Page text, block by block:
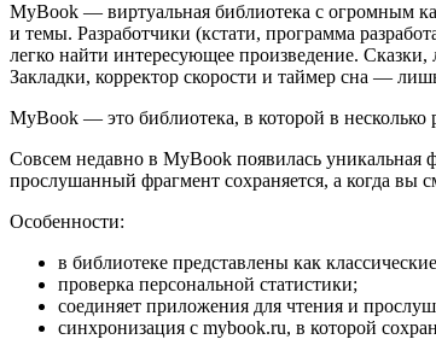
MyBook — виртуальная библиотека с огромным
и темы. Разработчики (кстати, программа
легко найти интересующее произведение.
Закладки, корректор скорости и таймер сна —
MyBook — это библиотека, в которой в несколько
Совсем недавно в MyBook появилась уникальная
прослушанный фрагмент сохраняется, а когда вы
Особенности:
в библиотеке представлены как
проверка персональной статистики;
соединяет приложения для чтения и
синхронизация с mybook.ru, в которой